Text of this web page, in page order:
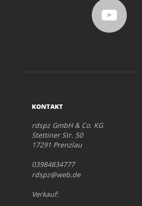
KONTAKT
rdspz GmbH & Co. KG
Stettiner Str. 50
17291 Prenzlau
03984834777
rdspz@web.de
Verkauf: